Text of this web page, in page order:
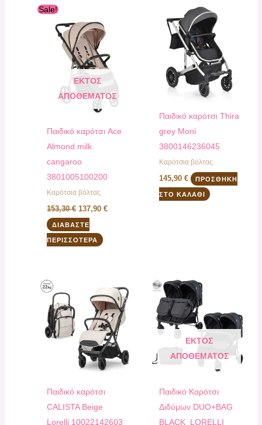
Sale!
ΕΚΤΌΣ
ΑΠΟΘΈΜΑΤΟΣ
Παιδικό καρότσι Ace
Almond milk
cangaroo
3801005100200
Καρότσια βόλτας
153,30€
was:
153,30 €.
137,90€
ΔΙΑΒΆΣΤΕ
ΠΕΡΙΣΣΌΤΕΡΑ
Παιδικό καρότσι Thira
grey Μoni
3800146236045
Καρότσια βόλτας
145,90 € ΠΡΟΣΘΉΚΗ
ΣΤΟ ΚΑΛΆΘΙ
Παιδικό καρότσι
CALISTA Beige
Lorelli 10022142603
ΕΚΤΌΣ
ΑΠΟΘΈΜΑΤΟΣ
Παιδικό Καρότσι
Διδύμων DUO+BAG
BLACK LORELLI